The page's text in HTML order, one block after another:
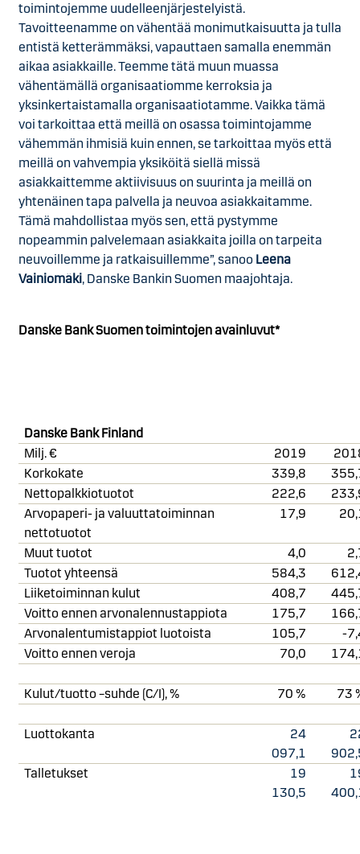
toimintojemme uudelleenjärjestelyistä.
Tavoitteenamme on vähentää monimutkaisuutta ja tulla
entistä ketterämmäksi, vapauttaen samalla enemmän
aikaa asiakkaille. Teemme tätä muun muassa
vähentämällä organisaatiomme kerroksia ja
yksinkertaistamalla organisaatiotamme. Vaikka tämä
voi tarkoittaa että meillä on osassa toimintojamme
vähemmän ihmisiä kuin ennen, se tarkoittaa myös että
meillä on vahvempia yksiköitä siellä missä
asiakkaittemme aktiivisuus on suurinta ja meillä on
yhtenäinen tapa palvella ja neuvoa asiakkaitamme.
Tämä mahdollistaa myös sen, että pystymme
nopeammin palvelemaan asiakkaita joilla on tarpeita
neuvoillemme ja ratkaisuillemme”, sanoo Leena
Vainiomäki, Danske Bankin Suomen maajohtaja.
Danske Bank Suomen toimintojen avainluvut*
Danske Bank Finland
Milj. €
2019
Korkokate
339,8
Nettopalkkiotuotot
222,6
Arvopaperi- ja valuuttatoiminnan
nettotuotot
17,9
Muut tuotot 4,0
Tuotot yhteensä
584,3
Liiketoiminnan kulut
408,7
Voitto ennen arvonalennustappiota
175,7
Arvonalentumistappiot luotoista
105,7
-
Voitto ennen veroja
70,0
Kulut/tuotto –suhde (C/I), % 70 % 73
Luottokanta
24
097,1
Talletukset
19
130,5